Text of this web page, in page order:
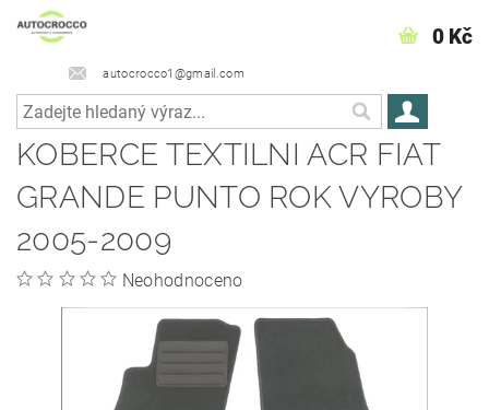
autocrocco1@gmail.com
0 Kč
KOBERCE TEXTILNI ACR FIAT
GRANDE PUNTO ROK VYROBY
2005-2009
Neohodnoceno